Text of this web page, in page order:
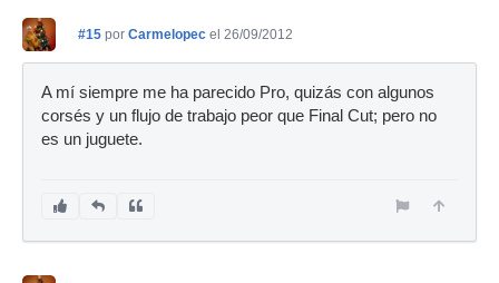
#15 por Carmelopec el 26/09/2012
A mí siempre me ha parecido Pro, quizás con algunos
corsés y un flujo de trabajo peor que Final Cut; pero no
es un juguete.